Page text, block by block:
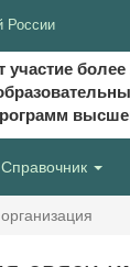
России
более
Справочник